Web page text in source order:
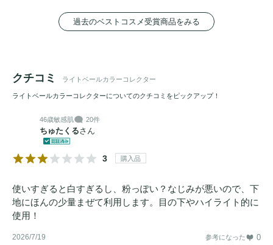
過去のベストコスメ受賞商品をみる
クチコミ ライトベールカラーコレクター
ライトベールカラーコレクターについてのクチコミをピックアップ！
46歳敏感肌 20件
ちゅたくるさん
3 購入品
使いすぎると白すぎるし、粉っぽい？なじみが悪いので、下
地にほんの少量まぜて利用します。目の下やハイライト的に
使用！
2026/7/19 参考になった 0